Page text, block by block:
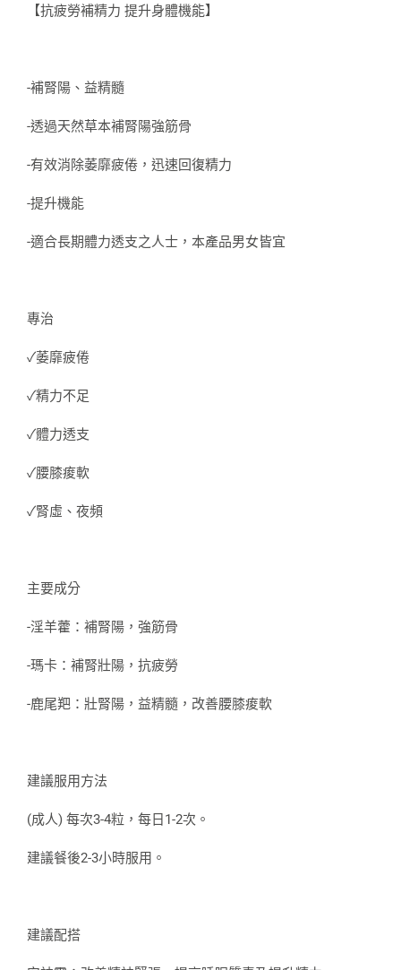
【抗疲勞補精力 提升身體機能】
-補腎陽、益精髓
-透過天然草本補腎陽強筋骨
-有效消除萎靡疲倦，迅速回復精力
-提升機能
-適合長期體力透支之人士，本產品男女皆宜
專治
✓萎靡疲倦
✓精力不足
✓體力透支
✓腰膝痠軟
✓腎虛、夜頻
主要成分
-淫羊藿：補腎陽，強筋骨
-瑪卡：補腎壯陽，抗疲勞
-鹿尾羓：壯腎陽，益精髓，改善腰膝痠軟
建議服用方法
(成人) 每次3-4粒，每日1-2次。
建議餐後2-3小時服用。
建議配搭